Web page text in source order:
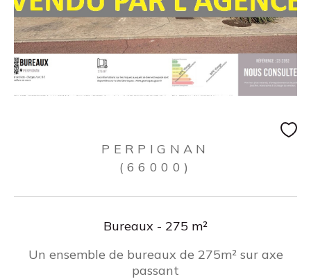
PERPIGNAN
(66000)
Bureaux - 275 m²
Un ensemble de bureaux de 275m² sur axe
passant